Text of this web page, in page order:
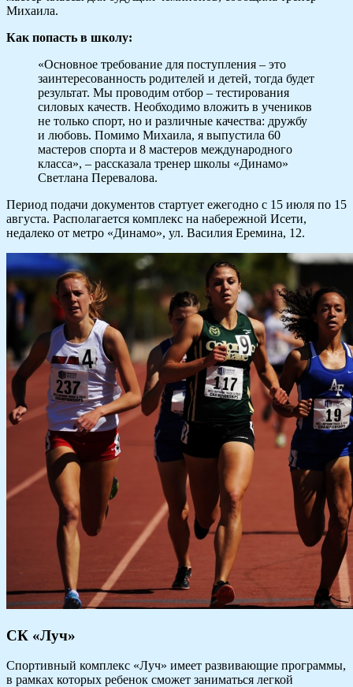
Михаила.
Как попасть в школу:
«Основное требование для поступления – это
заинтересованность родителей и детей, тогда будет
результат. Мы проводим отбор – тестирования
силовых качеств. Необходимо вложить в учеников
не только спорт, но и различные качества: дружбу
и любовь. Помимо Михаила, я выпустила 60
мастеров спорта и 8 мастеров международного
класса», – рассказала тренер школы «Динамо»
Светлана Перевалова.
Период подачи документов стартует ежегодно с 15 июля по 15
августа. Располагается комплекс на набережной Исети,
недалеко от метро «Динамо», ул. Василия Еремина, 12.
СК «Луч»
Спортивный комплекс «Луч» имеет развивающие программы,
в рамках которых ребенок сможет заниматься легкой